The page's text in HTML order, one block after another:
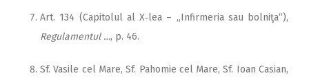
Art. 134 (Capitolul al X‑lea – „Infirmeria sau bolniţa“),
Regulamentul …, p. 46.
Sf. Vasile cel Mare, Sf. Pahomie cel Mare, Sf. Ioan Casian,